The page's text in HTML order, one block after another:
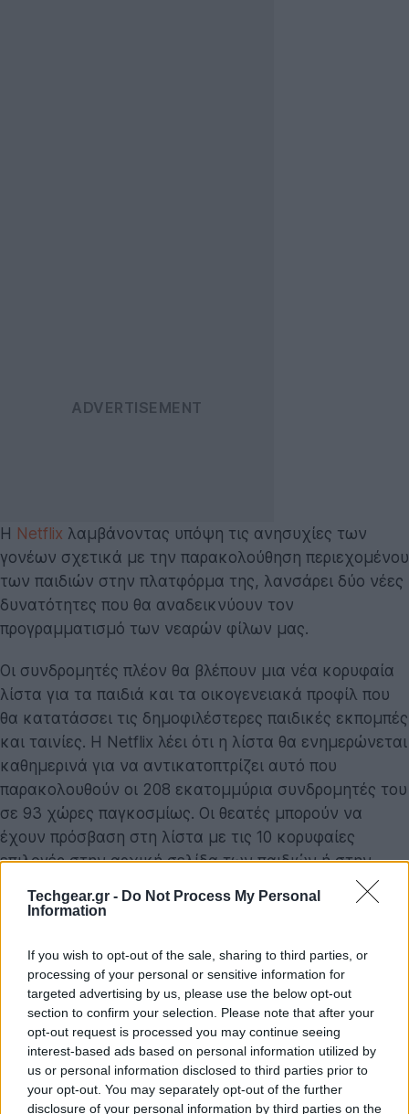
Techgear.gr - Do Not Process My Personal
Information
If you wish to opt-out of the sale, sharing to third parties, or
processing of your personal or sensitive information for
targeted advertising by us, please use the below opt-out
section to confirm your selection. Please note that after your
opt-out request is processed you may continue seeing
interest-based ads based on personal information utilized by
us or personal information disclosed to third parties prior to
your opt-out. You may separately opt-out of the further
disclosure of your personal information by third parties on the
Η Netflix λαμβάνοντας υπόψη τις ανησυχίες των
γονέων σχετικά με την παρακολούθηση περιεχομένου
των παιδιών στην πλατφόρμα της, λανσάρει δύο νέες
δυνατότητες που θα αναδεικνύουν τον
προγραμματισμό των νεαρών φίλων μας.
Οι συνδρομητές πλέον θα βλέπουν μια νέα κορυφαία
λίστα για τα παιδιά και τα οικογενειακά προφίλ που
θα κατατάσσει τις δημοφιλέστερες παιδικές εκπομπές
και ταινίες. Η Netflix λέει ότι η λίστα θα ενημερώνεται
καθημερινά για να αντικατοπτρίζει αυτό που
παρακολουθούν οι 208 εκατομμύρια συνδρομητές του
σε 93 χώρες παγκοσμίως. Οι θεατές μπορούν να
έχουν πρόσβαση στη λίστα με τις 10 κορυφαίες
επιλογές στην αρχική σελίδα των παιδιών ή στην
ενότητα «Νέο και δημοφιλές» στη γραμμή μενού σε
όλες τις συσκευές.